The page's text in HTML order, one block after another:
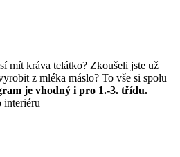
mít kráva telátko? Zkoušeli jste už
z mléka máslo? To vše si spolu
je vhodný i pro 1.-3. třídu.
interiéru